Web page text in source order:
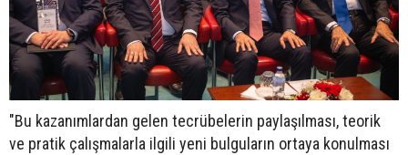
"Bu kazanımlardan gelen tecrübelerin paylaşılması, teorik
ve pratik çalışmalarla ilgili yeni bulguların ortaya konulması